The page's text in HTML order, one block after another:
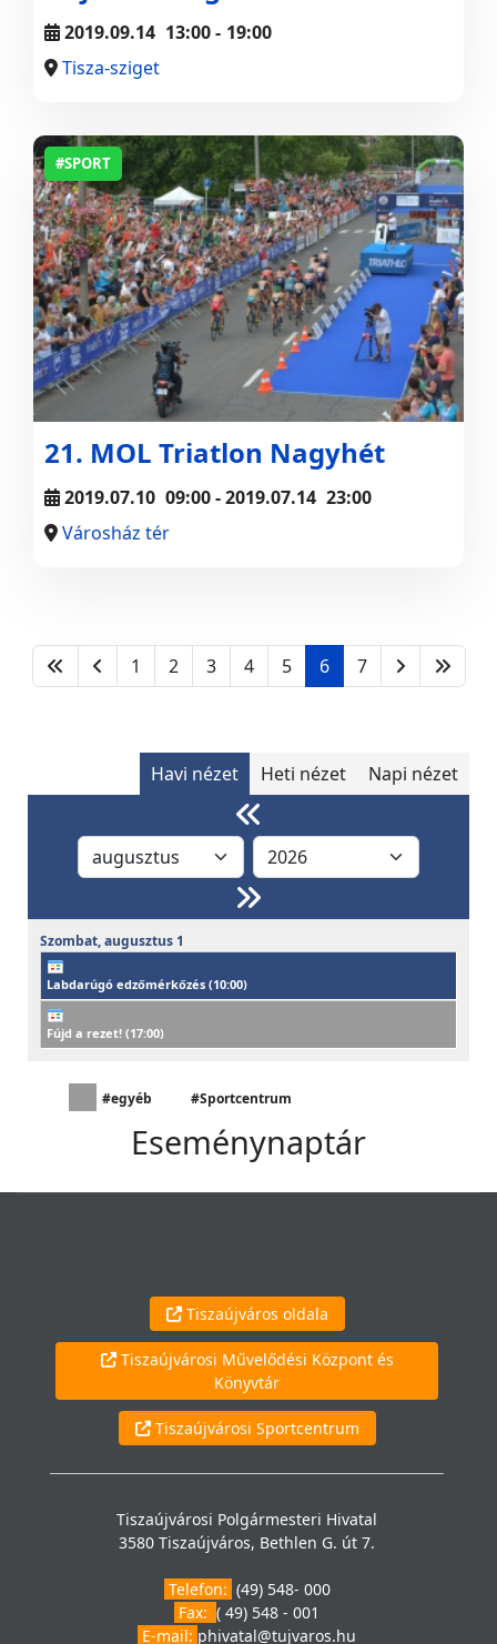
2019.09.14 13:00- 19:00
Tisza-sziget
#SPORT
21. MOL Triatlon Nagyhét
2019.07.10 09:00- 2019.07.14 23:00
Városház tér
1 2 3 4 5 6 7
Havi nézet Heti nézet Napi nézet
Szombat,augusztus 1
Labdarúgó edzőmérkőzés (10:00)
Fújd a rezet! (17:00)
#egyéb #Sportcentrum
Eseménynaptár
Tiszaújváros oldala
Tiszaújvárosi Művelődési Központ és
Könyvtár
Tiszaújvárosi Sportcentrum
Tiszaújvárosi Polgármesteri Hivatal
3580 Tiszaújváros, Bethlen G. út 7.
Telefon: (49) 548- 000
Fax: ( 49) 548 - 001
E-mail: phivatal@tujvaros.hu